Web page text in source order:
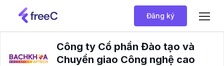
Đăng ký
Công ty Cổ phần Đào tạo và
Chuyển giao Công nghệ cao